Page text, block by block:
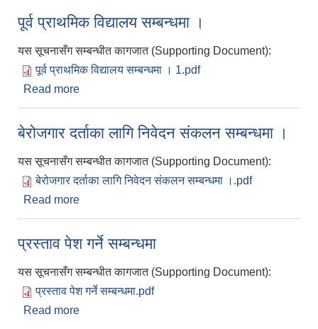
पूर्व प्राथमिक विद्यालय सम्बन्धमा ।
यस सूचनासँग सम्बन्धीत कागजात (Supporting Document):
पूर्व प्राथमिक विद्यालय सम्बन्धमा । 1.pdf
Read more
बेरोजगार दर्ताका लागि निवेदन संकलन सम्बन्धमा ।
यस सूचनासँग सम्बन्धीत कागजात (Supporting Document):
बेरोजगार दर्ताका लागि निवेदन संकलन सम्बन्धमा ।.pdf
Read more
प्रस्ताव पेश गर्ने सम्बन्धमा
यस सूचनासँग सम्बन्धीत कागजात (Supporting Document):
प्रस्ताव पेश गर्ने सम्बन्धमा.pdf
Read more